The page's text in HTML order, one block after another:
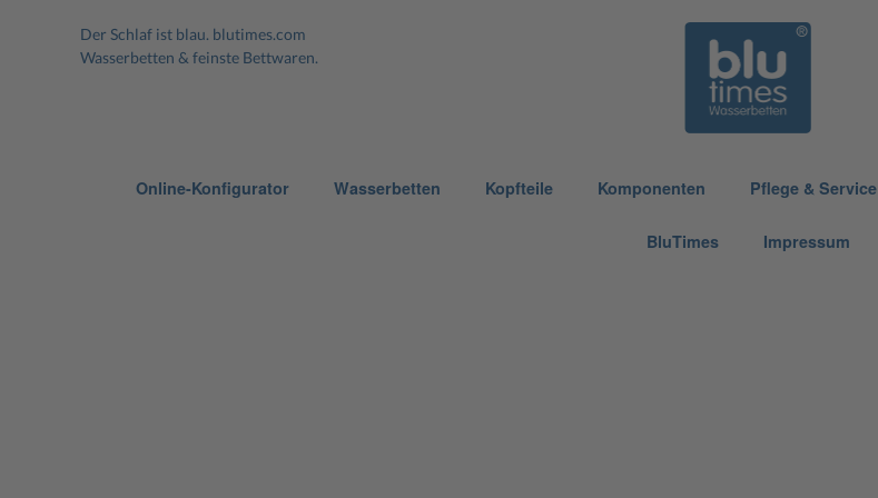
Der Schlaf ist blau. blutimes.com
Wasserbetten & feinste Bettwaren.
Online-Konfigurator Wasserbetten Kopfteile Komponenten Pflege & Service
BluTimes Impressum